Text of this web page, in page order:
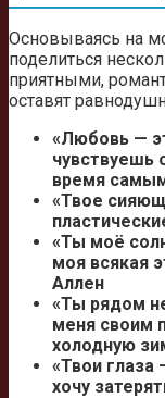
Основываясь на
поделиться
приятными,
оставят
«Любовь —
чувствуешь
время
«Твое
«Ты моё
моя всякая
Аллен
«Ты рядом
меня своим
холодную
«Твои
хочу